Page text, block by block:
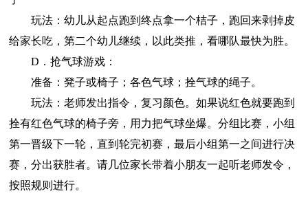
玩法：幼儿从起点跑到终点拿一个桔子，跑回来剥掉皮
给家长吃，第二个幼儿继续，以此类推，看哪队最快为胜。
D．抢气球游戏：
准备：凳子或椅子；各色气球；拴气球的绳子。
玩法：老师发出指令，复习颜色。如果说红色就要跑到
拴有红色气球的椅子旁，用力把气球坐爆。分组比赛，小组
第一晋级下一轮，直到轮完初赛，最后小组第一之间进行决
赛，分出获胜者。请几位家长带着小朋友一起听老师发令，
按照规则进行。